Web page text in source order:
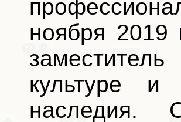
ноября 2019
культуре и